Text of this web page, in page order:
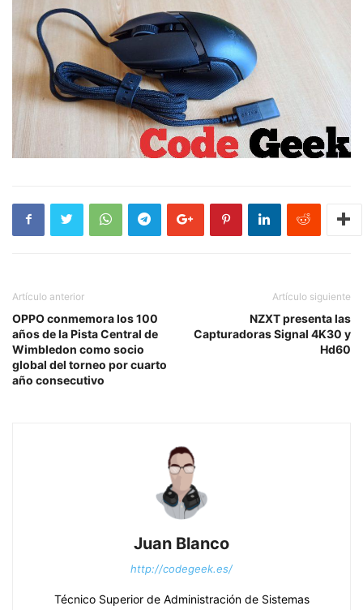
Artículo anterior
OPPO conmemora los 100
años de la Pista Central de
Wimbledon como socio
global del torneo por cuarto
año consecutivo
Artículo siguiente
NZXT presenta las
Capturadoras Signal 4K30 y
Hd60
Juan Blanco
http://codegeek.es/
Técnico Superior de Administración de Sistemas